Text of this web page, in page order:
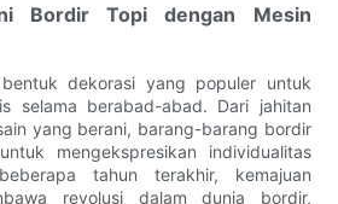
Bordir Topi dengan Mesin
dekorasi yang populer untuk
selama berabad-abad. Dari jahitan
yang berani, barang-barang bordir
mengekspresikan individualitas
tahun terakhir, kemajuan
revolusi dalam dunia bordir,